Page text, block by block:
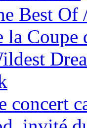
Best Of
la Coupe
concert